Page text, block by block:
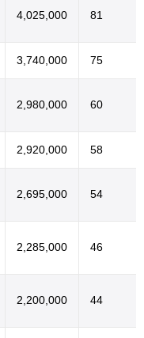
4,025,000 81
3,740,000 75
2,980,000 60
2,920,000 58
2,695,000 54
2,285,000 46
2,200,000 44